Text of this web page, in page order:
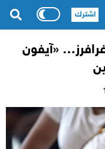
«آيفون
اشترك